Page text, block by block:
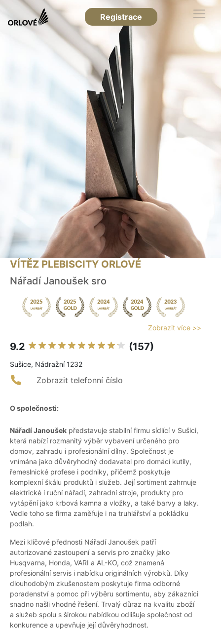
Registrace
VÍTĚZ PLEBISCITY ORLOVÉ
Nářadí Janoušek sro
Zobrazit více >>
9.2 (157)
Sušice, Nádražní 1232
Zobrazit telefonní číslo
O společnosti:
Nářadí Janoušek představuje stabilní firmu sídlící v Sušici,
která nabízí rozmanitý výběr vybavení určeného pro
domov, zahradu i profesionální dílny. Společnost je
vnímána jako důvěryhodný dodavatel pro domácí kutily,
řemeslnické profese i podniky, přičemž poskytuje
komplexní škálu produktů i služeb. Její sortiment zahrnuje
elektrické i ruční nářadí, zahradní stroje, produkty pro
vytápění jako krbová kamna a vložky, a také barvy a laky.
Vedle toho se firma zaměřuje i na truhlářství a pokládku
podlah.
Mezi klíčové přednosti Nářadí Janoušek patří
autorizované zastoupení a servis pro značky jako
Husqvarna, Honda, VARI a AL-KO, což znamená
profesionální servis i nabídku originálních výrobků. Díky
dlouhodobým zkušenostem poskytuje firma odborné
poradenství a pomoc při výběru sortimentu, aby zákazníci
snadno našli vhodné řešení. Trvalý důraz na kvalitu zboží
a služeb spolu s širokou nabídkou odlišuje společnost od
konkurence a upevňuje její důvěryhodnost.